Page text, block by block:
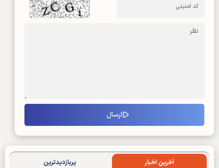
آخرین اخبار پربازدیدترین